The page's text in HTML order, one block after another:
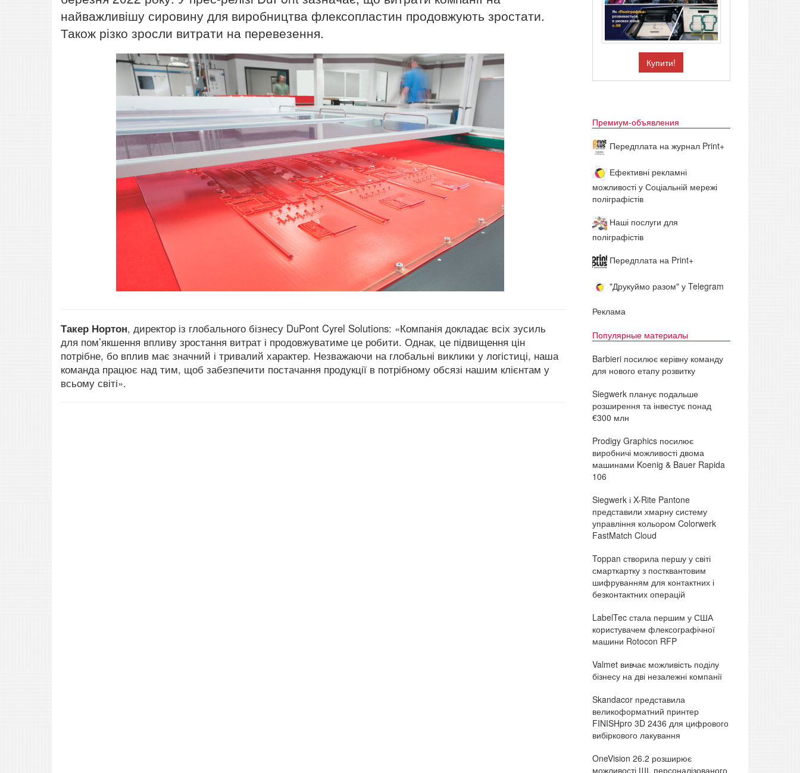
найважливішу сировину для виробництва флексопластин продовжують зростати.
Також різко зросли витрати на перевезення.
Такер Нортон, директор із глобального бізнесу DuPont Cyrel Solutions: «Компанія докладає всіх зусиль
для пом’якшення впливу зростання витрат і продовжуватиме це робити. Однак, це підвищення цін
потрібне, бо вплив має значний і тривалий характер. Незважаючи на глобальні виклики у логістиці, наша
команда працює над тим, щоб забезпечити постачання продукції в потрібному обсязі нашим клієнтам у
всьому світі».
Купити!
Премиум-объявления
Передплата на журнал Print+
Ефективні рекламні
можливості у Соціальній мережі
поліграфістів
Наші послуги для
поліграфістів
Передплата на Print+
"Друкуймо разом" у Telegram
Реклама
Популярные материалы
Barbieri посилює керівну команду
для нового етапу розвитку
Siegwerk планує подальше
розширення та інвестує понад
€300 млн
Prodigy Graphics посилює
виробничі можливості двома
машинами Koenig & Bauer Rapida
106
Siegwerk і X-Rite Pantone
представили хмарну систему
управління кольором Colorwerk
FastMatch Cloud
Toppan створила першу у світі
смарткартку з постквантовим
шифруванням для контактних і
безконтактних операцій
LabelTec стала першим у США
користувачем флексографічної
машини Rotocon RFP
Valmet вивчає можливість поділу
бізнесу на дві незалежні компанії
Skandacor представила
великоформатний принтер
FINISHpro 3D 2436 для цифрового
вибіркового лакування
OneVision 26.2 розширює
можливості ШІ, персоналізованого